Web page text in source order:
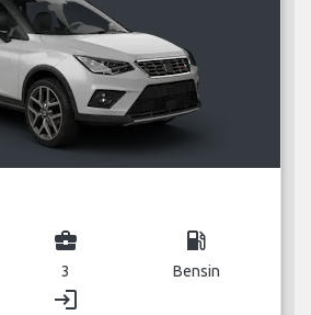
business_center
3
local_gas_station
Bensin
login